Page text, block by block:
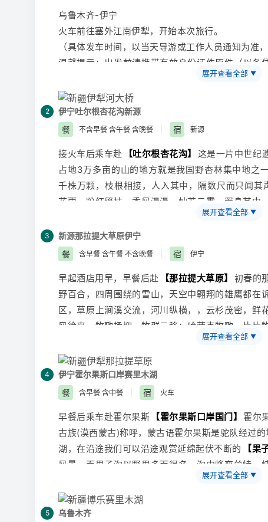
乌鲁木齐-伊宁
火车前往塞外江南伊犁，开始本次旅行。
（具体发车时间，以当天导游或工作人员通知为
温馨提示：出发前请携带有效身份证件原件（以备
提供的出团通知及游览行程；请保持手机开机状
系；因不可抗力因素（如飞机、火车晚点）造成的
相应连带责任，敬请谅解。
时。乌鲁木齐昼夜温差大，请游客准备好长袖外套。
展开查看全部 ▼
2 伊宁吐尔根杏花沟新源
餐
不含早餐 含午餐 含晚餐 宿 新源
接火车后乘车赴 【吐尔根杏花沟】
这是一片中世纪
占地3万多亩的山的地方就是我国野杏林集中地之
千株万颗，枝根相接，人入其中，隔数尺而只闻其
花雨，粉红缀枝，香风漫漫，灿若云霞，置身其中
交通提示：伊宁-吐尔根200KM，约3.50小时
温馨提示：由于杏花沟位于山区，紫外线较为强烈
遮阳帽、防晒霜、登山鞋等）
展开查看全部 ▼
3 新源那拉提大草原伊宁
餐
含早餐 含午餐 不含晚餐 宿 伊宁
早起酒店用早，早餐后赴 【那拉提大草原】
初春的
野百合，四周围绕的雪山，天空中翱翔的雄鹰都在
区，草原上涧溪交流，河川纵横，，云杉茂密，鲜
风徐来，牧歌扬抑，牧群云移；哈萨克牧歌，片片
壮美的大草原增添了盎然生机，喝奶茶，唱牧歌，
族的热情。后乘车回伊宁市。
交通提示：那拉提-伊宁260KM，约4.50小时
温馨提示：新疆早晚温差较大，海拔较高， 夏季
展开查看全部 ▼
4 伊宁霍尔果斯口岸赛里木湖
餐
含早餐 含中餐 宿 火车
早餐后乘车赴霍尔果斯 【霍尔果斯口岸国门】
霍尔
古族(漠西蒙古)称呼，蒙古语霍尔果斯是驼队经过
湖 ，在沿途我们可以沿途观赏延绵起伏不断的 【果
风景。而果子沟以野果多而得名，沟内峰峦耸峙、
野花竞放、飞瀑涌泉、风光秀丽，被清人祁韵士
【赛里木湖】（参观1小时），此时的赛里木湖还
冷杉直入云霄，远处雪山连绵，蔚为壮观，慢慢走
展开查看全部 ▼
5
乌鲁木齐